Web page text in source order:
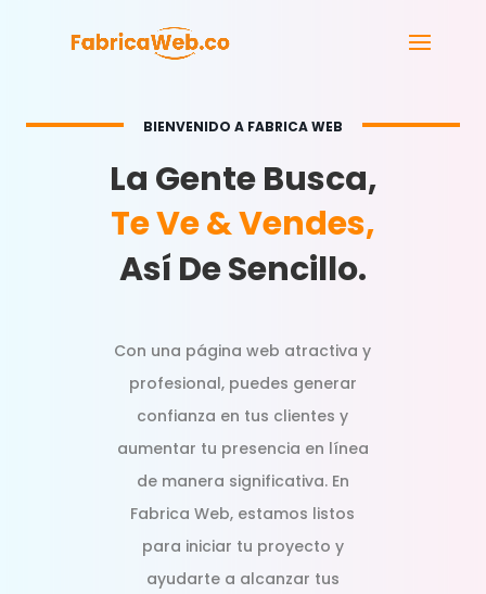
BIENVENIDO A FABRICA WEB
La Gente Busca,
Te Ve & Vendes,
Así De Sencillo.
Con una página web atractiva y
profesional, puedes generar
confianza en tus clientes y
aumentar tu presencia en línea
de manera significativa. En
Fabrica Web, estamos listos
para iniciar tu proyecto y
ayudarte a alcanzar tus